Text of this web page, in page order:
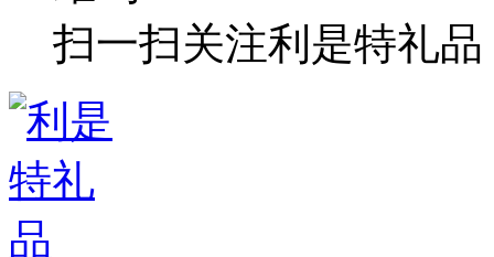
扫一扫关注利是特礼品